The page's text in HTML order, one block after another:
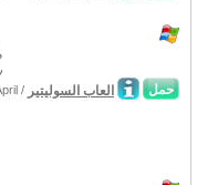
حمل / العاب السوليتير